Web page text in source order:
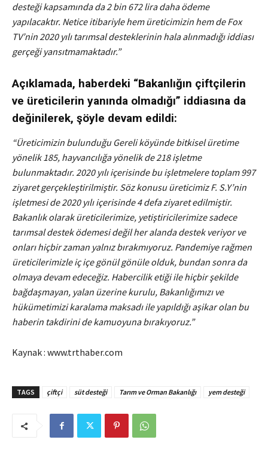
desteği kapsamında da 2 bin 672 lira daha ödeme
yapılacaktır. Netice itibariyle hem üreticimizin hem de Fox
TV’nin 2020 yılı tarımsal desteklerinin hala alınmadığı iddiası
gerçeği yansıtmamaktadır.”
Açıklamada, haberdeki “Bakanlığın çiftçilerin
ve üreticilerin yanında olmadığı” iddiasına da
değinilerek, şöyle devam edildi:
“Üreticimizin bulunduğu Gereli köyünde bitkisel üretime
yönelik 185, hayvancılığa yönelik de 218 işletme
bulunmaktadır. 2020 yılı içerisinde bu işletmelere toplam 997
ziyaret gerçekleştirilmiştir. Söz konusu üreticimiz F. S.Y’nin
işletmesi de 2020 yılı içerisinde 4 defa ziyaret edilmiştir.
Bakanlık olarak üreticilerimize, yetiştiricilerimize sadece
tarımsal destek ödemesi değil her alanda destek veriyor ve
onları hiçbir zaman yalnız bırakmıyoruz. Pandemiye rağmen
üreticilerimizle iç içe gönül gönüle olduk, bundan sonra da
olmaya devam edeceğiz. Habercilik etiği ile hiçbir şekilde
bağdaşmayan, yalan üzerine kurulu, Bakanlığımızı ve
hükümetimizi karalama maksadı ile yapıldığı aşikar olan bu
haberin takdirini de kamuoyuna bırakıyoruz.”
Kaynak : www.trthaber.com
TAGS çiftçi süt desteği Tarım ve Orman Bakanlığı yem desteği